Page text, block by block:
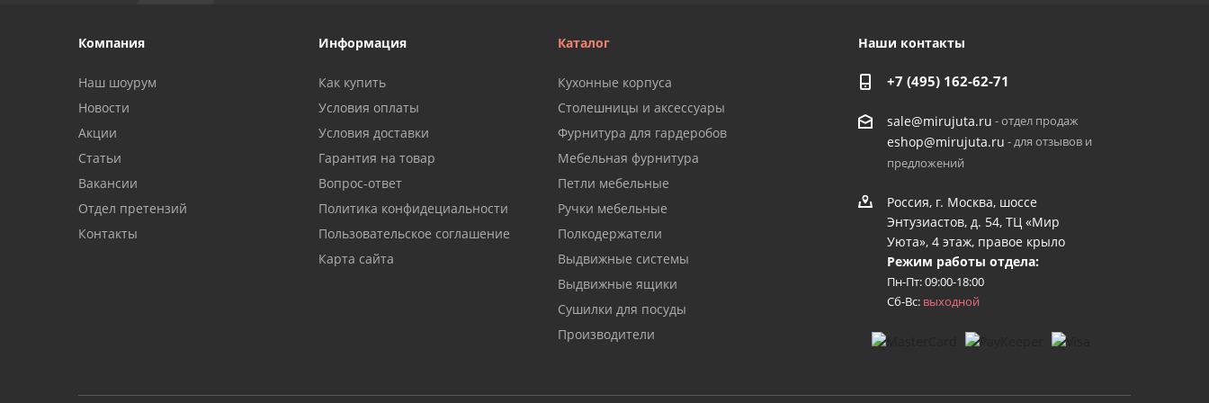
Компания
Наш шоурум
Новости
Акции
Статьи
Вакансии
Отдел претензий
Контакты
Информация
Как купить
Условия оплаты
Условия доставки
Гарантия на товар
Вопрос-ответ
Политика конфидециальности
Пользовательское соглашение
Карта сайта
Каталог
Кухонные корпуса
Столешницы и аксессуары
Фурнитура для гардеробов
Мебельная фурнитура
Петли мебельные
Ручки мебельные
Полкодержатели
Выдвижные системы
Выдвижные ящики
Сушилки для посуды
Производители
Наши контакты
+7 (495) 162-62-71
sale@mirujuta.ru - отдел продаж
eshop@mirujuta.ru - для отзывов и
предложений
Россия, г. Москва, шоссе
Энтузиастов, д. 54, ТЦ «Мир
Уюта», 4 этаж, правое крыло
Режим работы отдела:
Пн-Пт: 09:00-18:00
Сб-Вс: выходной